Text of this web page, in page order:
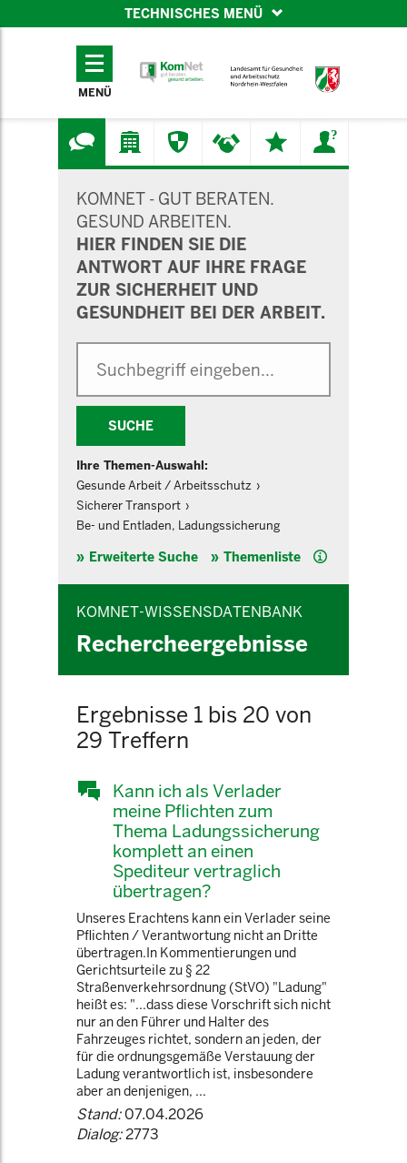
TECHNISCHES MENÜ
TECHNISCHES
MENÜ
KOMNET - GUT BERATEN.
GESUND ARBEITEN.
HIER FINDEN SIE DIE
ANTWORT AUF IHRE FRAGE
ZUR SICHERHEIT UND
GESUNDHEIT BEI DER ARBEIT.
SUCHE
Ihre Themen-Auswahl:
Gesunde Arbeit / Arbeitsschutz
Sicherer Transport
Be- und Entladen, Ladungssicherung
Erweiterte Suche Themenliste Hilfe
KOMNET-WISSENSDATENBANK
Rechercheergebnisse
Ergebnisse 1 bis 20 von
29 Treffern
Kann ich als Verlader
meine Pflichten zum
Thema Ladungssicherung
komplett an einen
Spediteur vertraglich
übertragen?
Unseres Erachtens kann ein Verlader seine
Pflichten / Verantwortung nicht an Dritte
übertragen.In Kommentierungen und
Gerichtsurteile zu § 22
Straßenverkehrsordnung (StVO) "Ladung"
heißt es: "...dass diese Vorschrift sich nicht
nur an den Führer und Halter des
Fahrzeuges richtet, sondern an jeden, der
für die ordnungsgemäße Verstauung der
Ladung verantwortlich ist, insbesondere
aber an denjenigen, ...
Stand:07.04.2026
Dialog:2773